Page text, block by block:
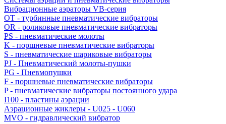
Вибрационные аэраторы VB-серия
OT - турбинные пневматические вибраторы
OR - роликовые пневматические вибраторы
PS - пневматические молоты
K - поршневые пневматические вибраторы
S - пневматические шариковые вибраторы
PJ - Пневматический молоты-пушки
PG - Пневмопушки
F - поршневые пневматические вибраторы
P - пневматические вибраторы постоянного удара
I100 - пластины аэрации
Аэрационные жиклеры - U025 - U060
MVO - гидравлический вибратор